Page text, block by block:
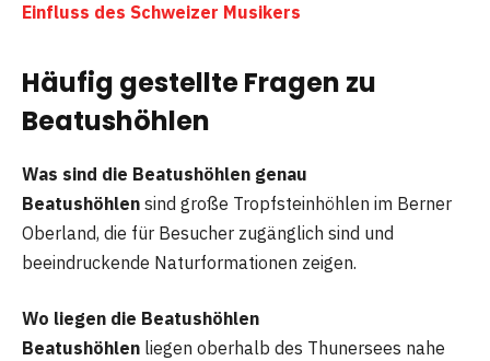
Einfluss des Schweizer Musikers
Häufig gestellte Fragen zu
Beatushöhlen
Was sind die Beatushöhlen genau
Beatushöhlen sind große Tropfsteinhöhlen im Berner
Oberland, die für Besucher zugänglich sind und
beeindruckende Naturformationen zeigen.
Wo liegen die Beatushöhlen
Beatushöhlen liegen oberhalb des Thunersees nahe